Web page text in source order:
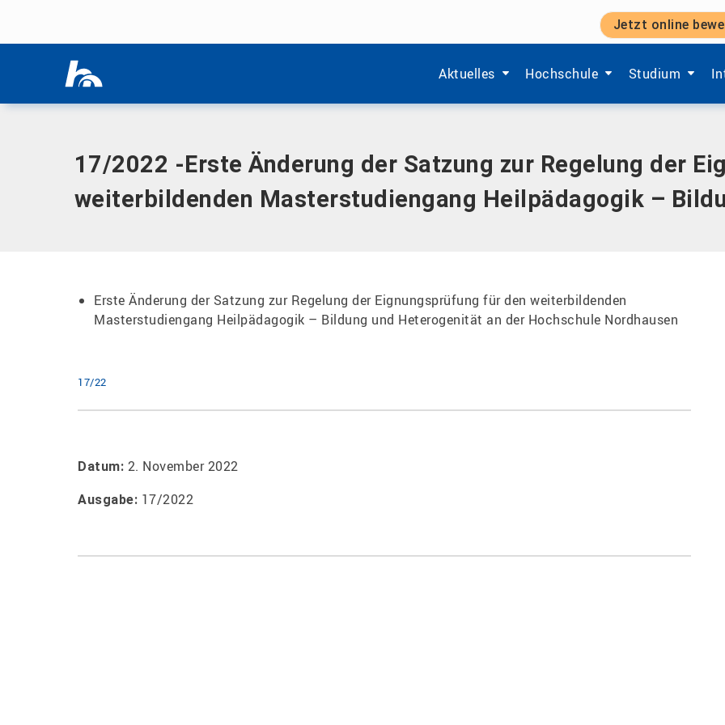
Jetzt online
Aktuelles
Zeige Menü-Unterpunkte von 'Aktuelles'.
Hochschule
Zeige Menü-Unterpunkte von
Studium
Zeige Menü-
Home|Dokumente|17/2022 -Erste Änderung der Satzung zur Regelung der Eignungsprüfung für den
Heterogenität
17/2022 -Erste Änderung der Satzung zur Regelung der
weiterbildenden Masterstudiengang Heilpädagogik –
Erste Änderung der Satzung zur Regelung der Eignungsprüfung für den weiterbildenden
Masterstudiengang Heilpädagogik – Bildung und Heterogenität an der Hochschule Nordhausen
17/22
Datum: 2. November 2022
Ausgabe: 17/2022